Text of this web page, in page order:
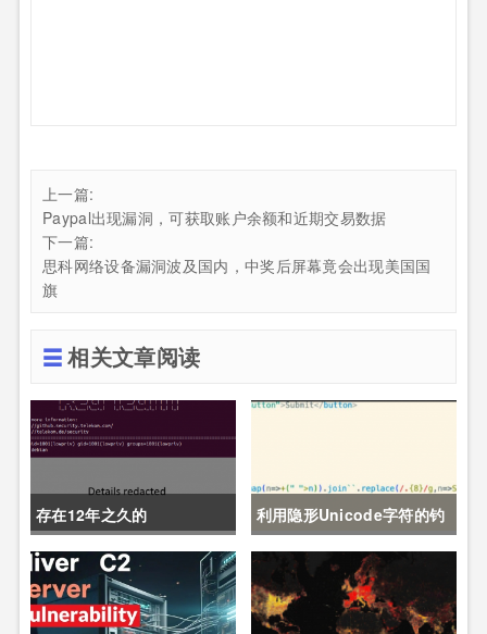
上一篇:
Paypal出现漏洞，可获取账户余额和近期交易数据
下一篇:
思科网络设备漏洞波及国内，中奖后屏幕竟会出现美国国
旗
相关文章阅读
存在12年之久的
Pack2TheRoot漏洞允许
Linux用户获取root权限
利用隐形Unicode字符的钓
鱼攻击：一种新的JS混淆技
术